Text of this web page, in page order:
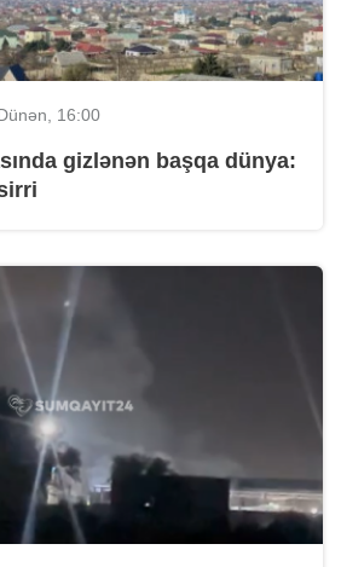
16:00
gizlənən başqa dünya: